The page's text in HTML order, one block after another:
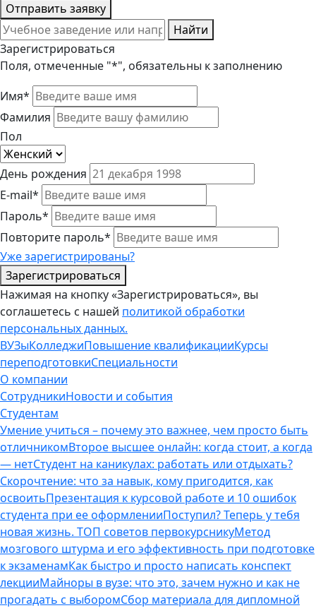
Отправить заявку
Найти
Зарегистрироваться
Поля, отмеченные "*", обязательны к заполнению
Имя*
Фамилия
Пол
День рождения
E-mail*
Пароль*
Повторите пароль*
Уже зарегистрированы?
Зарегистрироваться
Нажимая на кнопку «Зарегистрироваться», вы
соглашетесь с нашей политикой обработки
персональных данных.
ВУЗыКолледжиПовышение квалификацииКурсы
переподготовкиСпециальности
О компании
СотрудникиНовости и события
Студентам
Умение учиться – почему это важнее, чем просто быть
отличникомВторое высшее онлайн: когда стоит, а когда
— нетСтудент на каникулах: работать или отдыхать?
Скорочтение: что за навык, кому пригодится, как
освоитьПрезентация к курсовой работе и 10 ошибок
студента при ее оформленииПоступил? Теперь у тебя
новая жизнь. ТОП советов первокурсникуМетод
мозгового штурма и его эффективность при подготовке
к экзаменамКак быстро и просто написать конспект
лекцииМайноры в вузе: что это, зачем нужно и как не
прогадать с выборомСбор материала для дипломной